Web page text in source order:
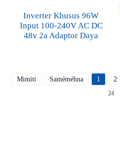
Inverter Khusus 96W
Input 100-240V AC DC
48v 2a Adaptor Daya
Mimiti Saméméhna 1 2
24